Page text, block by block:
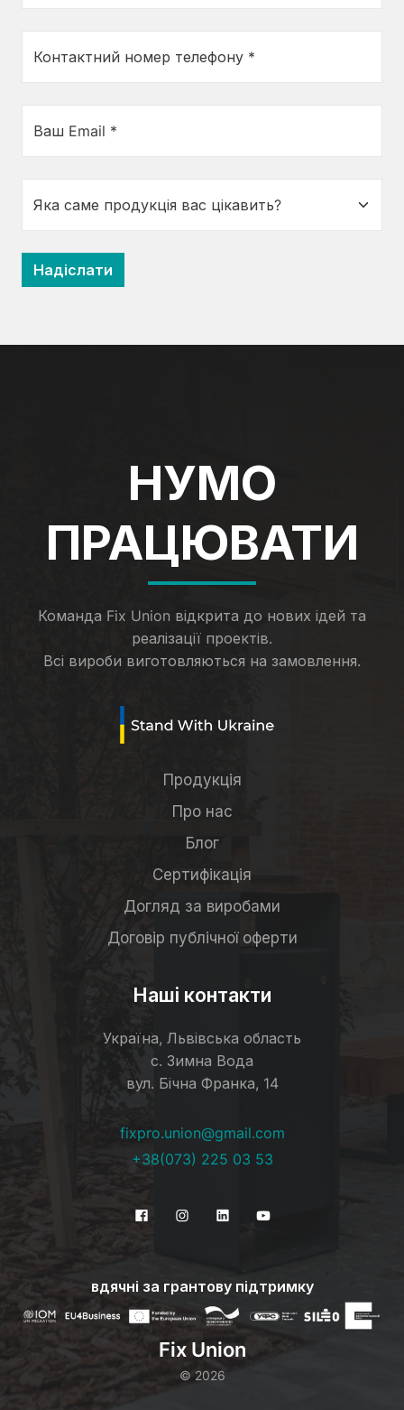
Контактний номер телефону *
Ваш Email *
НУМО
ПРАЦЮВАТИ
Команда Fix Union відкрита до нових ідей та
реалізації проектів.
Всі вироби виготовляються на замовлення.
Продукція
Про нас
Блог
Сертифікація
Догляд за виробами
Договір публічної оферти
Наші контакти
Україна, Львівська область
с. Зимна Вода
вул. Бічна Франка, 14
fixpro.union@gmail.com
+38(073) 225 03 53
Fix Union
© 2026
вдячні за грантову підтримку